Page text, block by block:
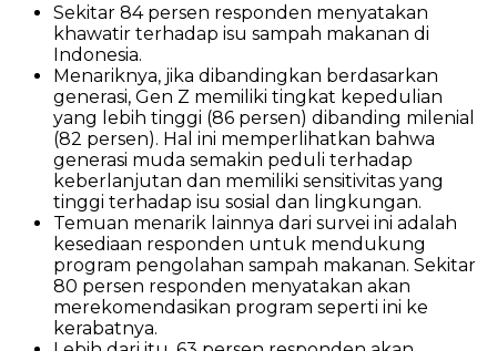
Sekitar 84 persen responden menyatakan
khawatir terhadap isu sampah makanan di
Indonesia.
Menariknya, jika dibandingkan berdasarkan
generasi, Gen Z memiliki tingkat kepedulian
yang lebih tinggi (86 persen) dibanding milenial
(82 persen). Hal ini memperlihatkan bahwa
generasi muda semakin peduli terhadap
keberlanjutan dan memiliki sensitivitas yang
tinggi terhadap isu sosial dan lingkungan.
Temuan menarik lainnya dari survei ini adalah
kesediaan responden untuk mendukung
program pengolahan sampah makanan. Sekitar
80 persen responden menyatakan akan
merekomendasikan program seperti ini ke
kerabatnya.